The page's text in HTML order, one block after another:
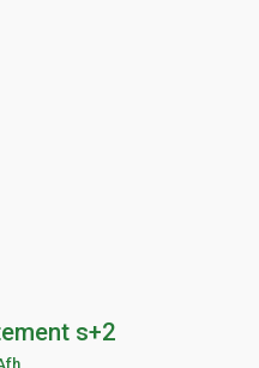
s+2